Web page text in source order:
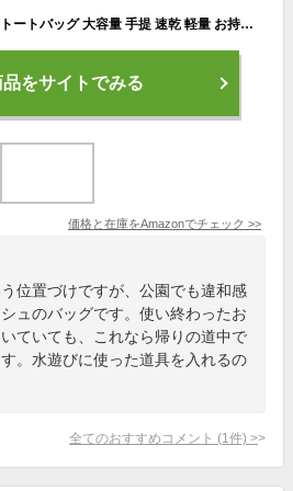
[LIKENNY] メッシュビーチトートバッグ 大容量 手提 速乾 軽量 お持ち運び便利 折り畳み式 砂遊び 水遊び 玩具收納袋 温泉/銭湯/旅行/アウトドア/水泳/ジム/シューズ収納用 ダークカーキ
品をサイトでみる
価格と在庫をAmazonでチェック >>
う位置づけですが、公園でも違和感
ュのバッグです。使い終わったお
ていても、これなら帰りの道中で
。水遊びに使った道具を入れるの
全てのおすすめコメント (1 件) >